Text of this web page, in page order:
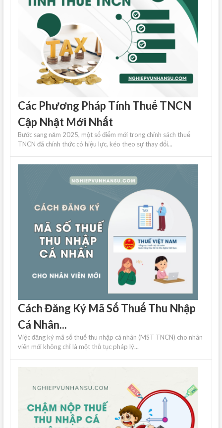
Các Phương Pháp Tính Thuế TNCN
Cập Nhật Mới Nhất
Bước sang năm 2025, một số điểm mới trong chính sách thuế
TNCN đã chính thức có hiệu lực, kéo theo sự thay đổi...
Cách Đăng Ký Mã Số Thuế Thu Nhập
Cá Nhân...
Việc đăng ký mã số thuế thu nhập cá nhân (MST TNCN) cho nhân
viên mới không chỉ là một thủ tục pháp lý...